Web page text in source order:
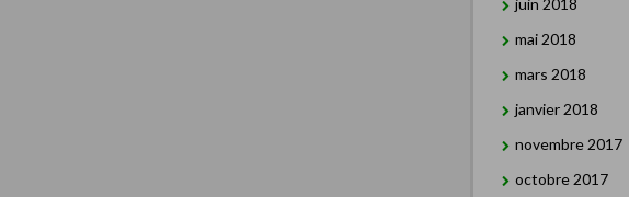
juin 2018
mai 2018
mars 2018
janvier 2018
novembre 2017
octobre 2017